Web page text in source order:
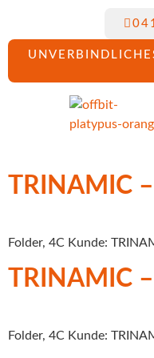
TRINAMIC
Folder, 4C Kunde:
TRINAMIC
Folder, 4C Kunde: